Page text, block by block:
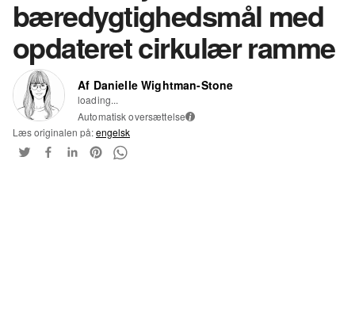
bæredygtighedsmål med
opdateret cirkulær ramme
Af Danielle Wightman-Stone
loading...
Automatisk oversættelse i
Læs originalen på:engelsk